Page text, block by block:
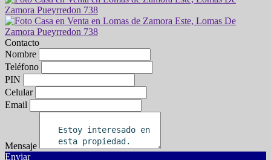
Contacto
Nombre
Teléfono
PIN
Celular
Email
Mensaje
Enviar